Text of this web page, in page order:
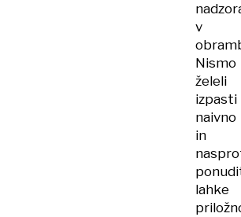
v
Nismo
želeli
izpasti
naivno
in
lahke